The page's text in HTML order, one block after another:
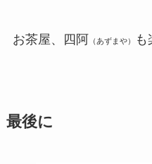
お茶屋、四阿 （あずまや） も
最後に